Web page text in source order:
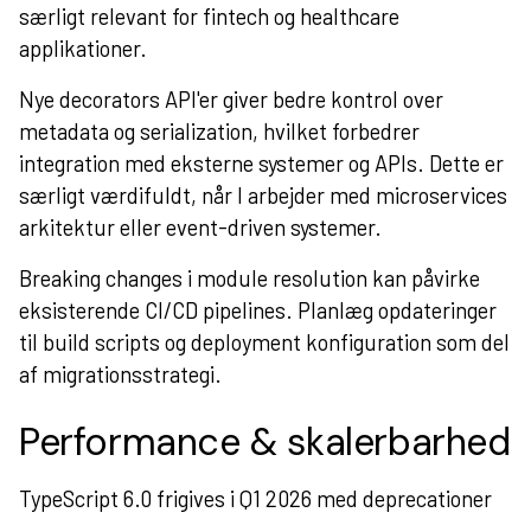
særligt relevant for fintech og healthcare
applikationer.
Nye decorators API'er giver bedre kontrol over
metadata og serialization, hvilket forbedrer
integration med eksterne systemer og APIs. Dette er
særligt værdifuldt, når I arbejder med microservices
arkitektur eller event-driven systemer.
Breaking changes i module resolution kan påvirke
eksisterende CI/CD pipelines. Planlæg opdateringer
til build scripts og deployment konfiguration som del
af migrationsstrategi.
Performance & skalerbarhed
TypeScript 6.0 frigives i Q1 2026 med deprecationer